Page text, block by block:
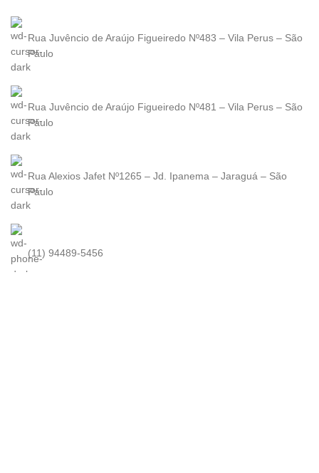
Rua Juvêncio de Araújo Figueiredo Nº483 – Vila Perus – São
Paulo
Rua Juvêncio de Araújo Figueiredo Nº481 – Vila Perus – São
Paulo
Rua Alexios Jafet Nº1265 – Jd. Ipanema – Jaraguá – São
Paulo
(11) 94489-5456